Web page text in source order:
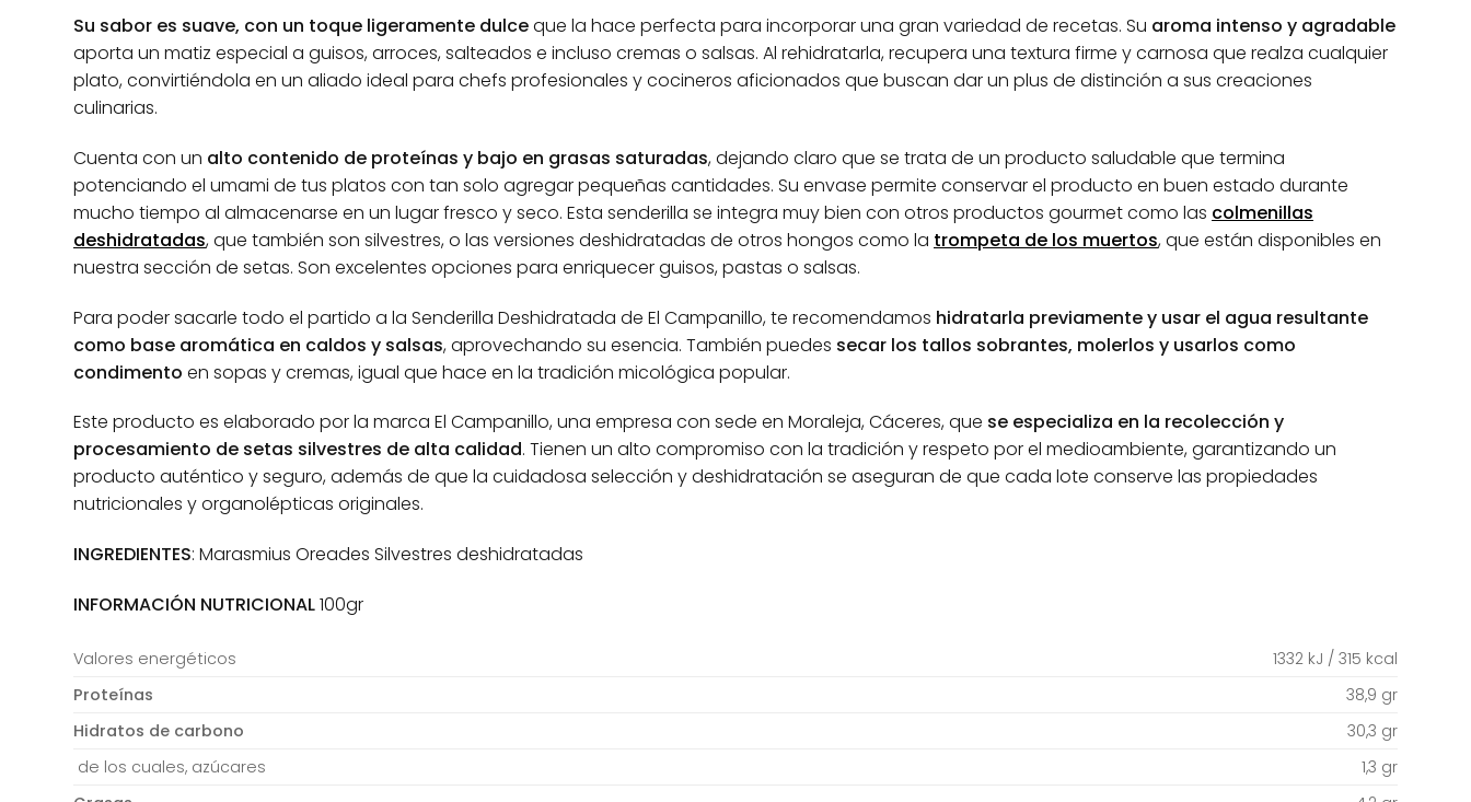
Su sabor es suave, con un toque ligeramente dulceque la hace perfecta para incorporar una gran variedad de recetas. Su aroma intenso y agradable
aporta un matiz especial a guisos, arroces, salteados e incluso cremas o salsas. Al rehidratarla, recupera una textura firme y carnosa que realza cualquier
plato, convirtiéndola en un aliado ideal para chefs profesionales y cocineros aficionados que buscan dar un plus de distinción a sus creaciones
culinarias.
Cuenta con un alto contenido de proteínas y bajo en grasas saturadas, dejando claro que se trata de un producto saludable que termina
potenciando el umami de tus platos con tan solo agregar pequeñas cantidades. Su envase permite conservar el producto en buen estado durante
mucho tiempo al almacenarse en un lugar fresco y seco. Esta senderilla se integra muy bien con otros productos gourmet como las colmenillas
deshidratadas, que también son silvestres, o las versiones deshidratadas de otros hongos como la trompeta de los muertos, que están disponibles en
nuestra sección de setas. Son excelentes opciones para enriquecer guisos, pastas o salsas.
Para poder sacarle todo el partido a la Senderilla Deshidratada de El Campanillo, te recomendamos hidratarla previamente y usar el agua resultante
como base aromática en caldos y salsas, aprovechando su esencia. También puedes secar los tallos sobrantes, molerlos y usarlos como
condimento en sopas y cremas, igual que hace en la tradición micológica popular.
Este producto es elaborado por la marca El Campanillo, una empresa con sede en Moraleja, Cáceres, que se especializa en la recolección y
procesamiento de setas silvestres de alta calidad. Tienen un alto compromiso con la tradición y respeto por el medioambiente, garantizando un
producto auténtico y seguro, además de que la cuidadosa selección y deshidratación se aseguran de que cada lote conserve las propiedades
nutricionales y organolépticas originales.
INGREDIENTES: Marasmius Oreades Silvestres deshidratadas
INFORMACIÓN NUTRICIONAL100gr
Valores energéticos
1332 kJ / 315 kcal
Proteínas
38,9 gr
Hidratos de carbono
30,3 gr
de los cuales, azúcares
1,3 gr